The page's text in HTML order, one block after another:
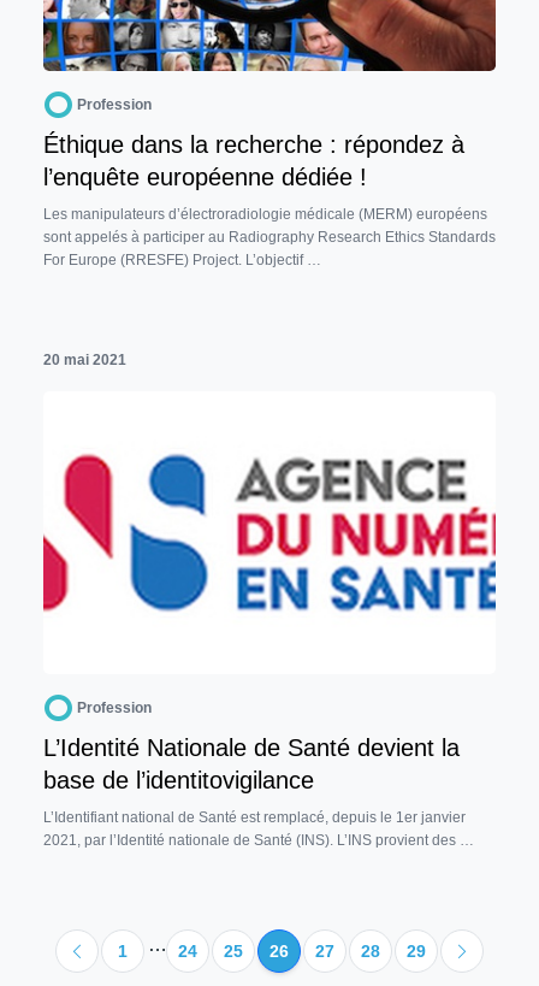
Profession
Éthique dans la recherche : répondez à
l’enquête européenne dédiée !
Les manipulateurs d’électroradiologie médicale (MERM) européens
sont appelés à participer au Radiography Research Ethics Standards
For Europe (RRESFE) Project. L’objectif …
20 mai 2021
Profession
L’Identité Nationale de Santé devient la
base de l’identitovigilance
L’Identifiant national de Santé est remplacé, depuis le 1er janvier
2021, par l’Identité nationale de Santé (INS). L’INS provient des …
1 … 24 25 26 27 28 29